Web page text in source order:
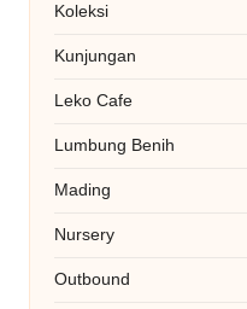
Koleksi
Kunjungan
Leko Cafe
Lumbung Benih
Mading
Nursery
Outbound